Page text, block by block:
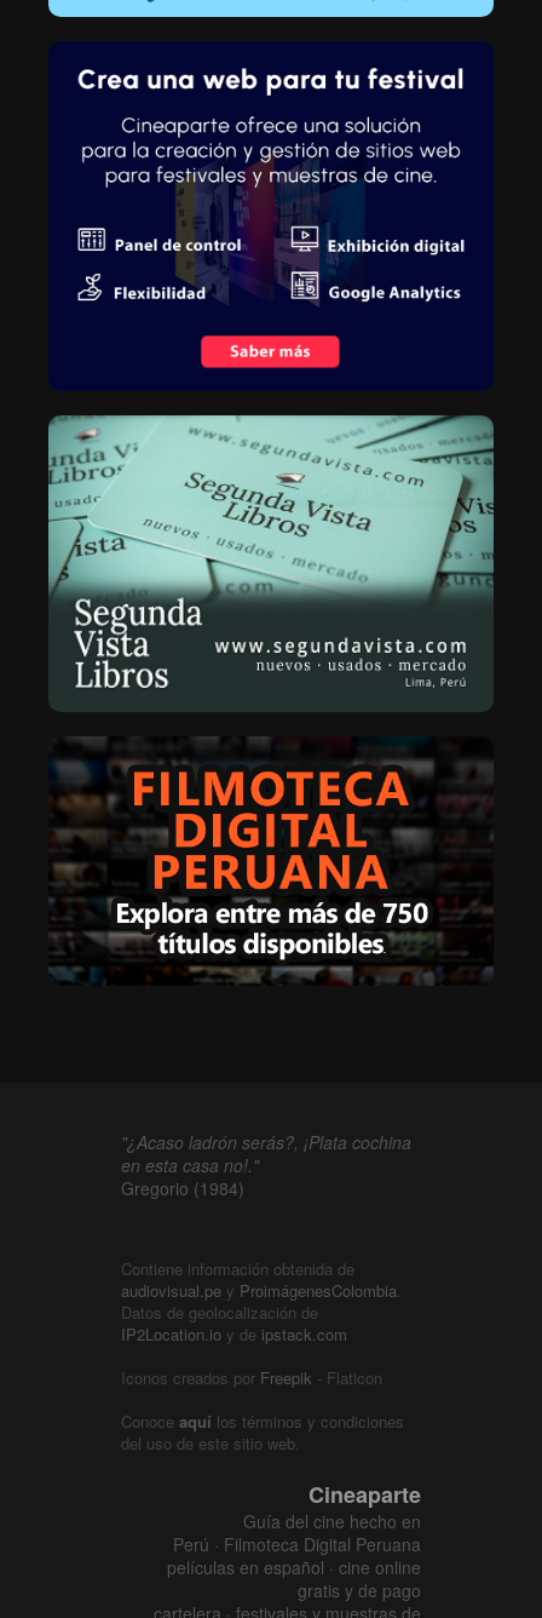
"¿Acaso ladrón serás?, ¡Plata cochina
en esta casa no!."
Gregorio (1984)
Contiene información obtenida de
audiovisual.pe y ProimágenesColombia.
Datos de geolocalización de
IP2Location.io y de ipstack.com
Iconos creados por Freepik - Flaticon
Conoce aquí los términos y condiciones
del uso de este sitio web.
Cineaparte
Guía del cine hecho en
Perú · Filmoteca Digital Peruana
películas en español · cine online
gratis y de pago